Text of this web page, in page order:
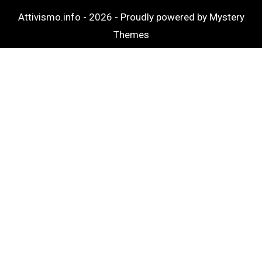
Attivismo.info - 2026 - Proudly powered by Mystery
Themes